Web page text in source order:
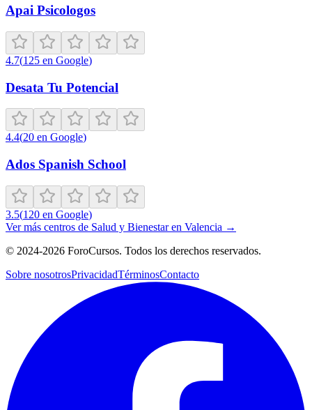
Apai Psicologos
4.7(125 en Google)
Desata Tu Potencial
4.4(20 en Google)
Ados Spanish School
3.5(120 en Google)
Ver más centros de Salud y Bienestaren Valencia →
© 2024-2026 ForoCursos. Todos los derechos reservados.
Sobre nosotrosPrivacidadTérminosContacto